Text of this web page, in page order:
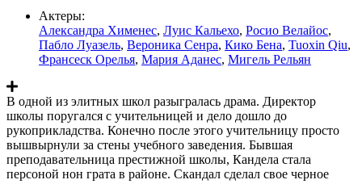
Актеры:
Александра Хименес, Луис Кальехо, Росио Велайос,
Пабло Луазель, Вероника Сенра, Кико Бена, Tuoxin Qiu,
Франсеск Орелья, Мария Аданес, Мигель Рельян
В одной из элитных школ разыгралась драма. Директор
школы поругался с учительницей и дело дошло до
рукоприкладства. Конечно после этого учительницу просто
вышвырнули за стены учебного заведения. Бывшая
преподавательница престижной школы, Кандела стала
персоной нон грата в районе. Скандал сделал свое черное